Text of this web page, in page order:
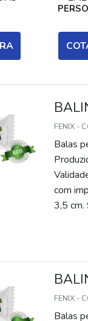
FENIX -
Balas
com
3,5 cm.
FENIX -
Balas